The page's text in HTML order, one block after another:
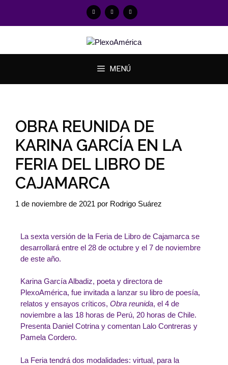
MENÚ
OBRA REUNIDA DE
KARINA GARCÍA EN LA
FERIA DEL LIBRO DE
CAJAMARCA
1 de noviembre de 2021 por Rodrigo Suárez
La sexta versión de la Feria de Libro de Cajamarca se
desarrollará entre el 28 de octubre y el 7 de noviembre
de este año.
Karina García Albadiz, poeta y directora de
PlexoAmérica, fue invitada a lanzar su libro de poesía,
relatos y ensayos críticos, Obra reunida, el 4 de
noviembre a las 18 horas de Perú, 20 horas de Chile.
Presenta Daniel Cotrina y comentan Lalo Contreras y
Pamela Cordero.
La Feria tendrá dos modalidades: virtual, para la